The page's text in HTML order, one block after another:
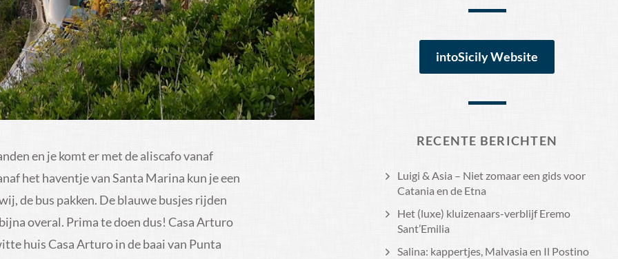
en je komt er met de aliscafo vanaf
het haventje van Santa Marina kun je een
de bus pakken. De blauwe busjes rijden
overal. Prima te doen dus! Casa Arturo
huis Casa Arturo in de baai van Punta
intoSicily Website
RECENTE BERICHTEN
Luigi & Asia – Niet zomaar een gids voor
Catania en de Etna
Het (luxe) kluizenaars-verblijf Eremo
Sant’Emilia
Salina: kappertjes, Malvasia en Il Postino